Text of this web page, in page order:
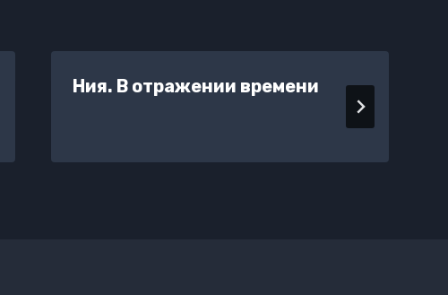
Ния. В отражении времени